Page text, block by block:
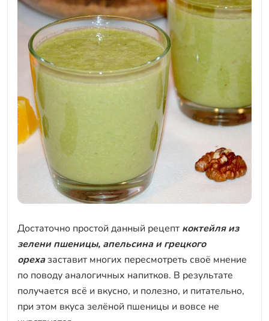
Достаточно простой данный рецепт коктейля из
зелени пшеницы, апельсина и грецкого
орехазаставит многих пересмотреть своё мнение
по поводу аналогичных напитков. В результате
получается всё и вкусно, и полезно, и питательно,
при этом вкуса зелёной пшеницы и вовсе не